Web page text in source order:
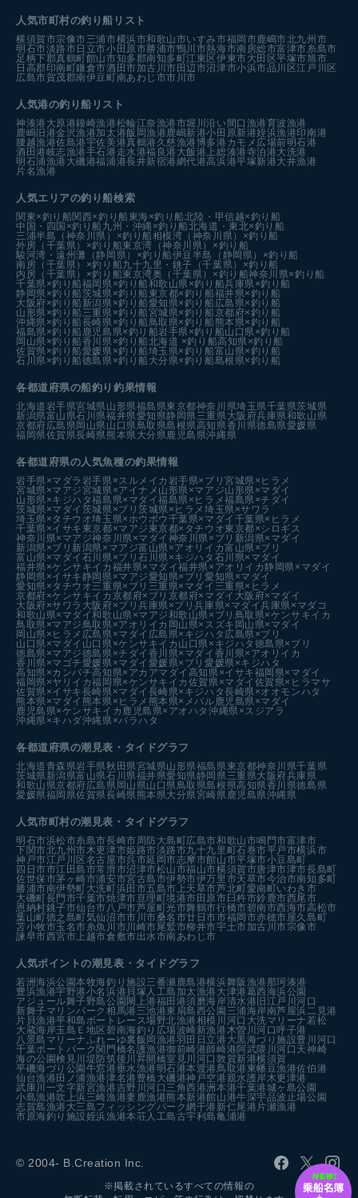
人気市町村の釣り船リスト
横須賀市宗像市三浦市横浜市和歌山市いすみ市福岡市鹿嶋市北九州市
明石市淡路市日立市小田原市勝浦市鴨川市熱海市南房総市富津市糸島市
足柄下郡真鶴町館山市知多郡南知多町江東区伊東市大田区平塚市旭市
日高郡印南町鎌倉市酒田市加古川市田辺市沼津市小浜市品川区江戸川区
広島市賀茂郡南伊豆町南あわじ市市川市
人気港の釣り船リスト
神湊港 大原港鐘崎漁港松輪江奈漁港市堀川沿い 間口漁港育波漁港
鹿嶋旧港金沢漁港加太港飯岡漁港 鹿嶋新港小田原新港姪浜漁港印南港
腰越漁港佐島港宇佐美港真鶴港 久慈漁港博多港カモメ広場前明石港
酒田港岐志漁港手石港 走水港福良港 大飯港 上総湊港寺泊港大洗港
明石浦漁港 大磯港福浦港長井新宿港網代港高浜港平塚新港大井漁港
片名漁港
人気エリアの釣り船検索
関東×釣り船関西×釣り船 東海×釣り船北陸・甲信越×釣り船
中国・四国×釣り船 九州・沖縄×釣り船北海道・東北×釣り船
三浦半島（神奈川県）×釣り船相模湾（神奈川県）×釣り船
外房（千葉県）×釣り船東京湾（神奈川県）×釣り船
駿河湾・遠州灘（静岡県）×釣り船伊豆半島（静岡県）×釣り船
南房（千葉県）×釣り船九十九里・銚子（千葉県）×釣り船
内房（千葉県）×釣り船東京湾奥（千葉県）×釣り船神奈川県×釣り船
千葉県×釣り船福岡県×釣り船和歌山県×釣り船兵庫県×釣り船
静岡県×釣り船茨城県×釣り船 東京都×釣り船福井県×釣り船
大阪府×釣り船 新潟県×釣り船愛知県×釣り船 広島県×釣り船
山形県×釣り船 三重県×釣り船宮城県×釣り船京都府×釣り船
沖縄県×釣り船長崎県×釣り船 鳥取県×釣り船 熊本県×釣り船
福島県×釣り船 鹿児島県×釣り船岩手県×釣り船山口県×釣り船
岡山県×釣り船香川県×釣り船北海道 ×釣り船高知県×釣り船
佐賀県×釣り船愛媛県×釣り船埼玉県×釣り船富山県×釣り船
石川県×釣り船徳島県×釣り船 大分県×釣り船島根県×釣り船
各都道府県の船釣り釣果情報
北海道 岩手県宮城県 山形県福島県東京都神奈川県埼玉県千葉県茨城県
新潟県富山県石川県福井県愛知県静岡県 三重県 大阪府兵庫県和歌山県
京都府広島県岡山県 山口県 鳥取県島根県高知県香川県徳島県愛媛県
福岡県佐賀県長崎県 熊本県 大分県 鹿児島県沖縄県
各都道府県の人気魚種の釣果情報
岩手県×マダラ 岩手県×スルメイカ 岩手県×ブリ宮城県×ヒラメ
宮城県×マアジ宮城県×アイナメ 山形県×マアジ山形県×マダイ
山形県×キジハタ福島県×マダイ福島県×ヒラメ福島県×チダイ
茨城県×マダイ 茨城県×ブリ茨城県×ヒラメ埼玉県×サワラ
埼玉県×タチウオ埼玉県×ホウボウ 千葉県×マダイ 千葉県×ヒラメ
千葉県×イサキ 東京都×マアジ 東京都×タチウオ東京都×シロギス
神奈川県×マアジ神奈川県×マダイ 神奈川県×ブリ 新潟県×マダイ
新潟県×ブリ 新潟県×マアジ富山県×アオリイカ富山県×ブリ
富山県×マダイ 石川県×ブリ石川県×キジハタ 石川県×マダイ
福井県×ケンサキイカ 福井県×マダイ福井県×アオリイカ静岡県×マダイ
静岡県×イサキ静岡県×マアジ愛知県×ブリ愛知県×マダイ
愛知県×タチウオ三重県×ブリ 三重県×マダイ 三重県×ヒラメ
京都府×ケンサキイカ 京都府×ブリ 京都府×マダイ 大阪府×マダイ
大阪府×サワラ 大阪府×ブリ兵庫県×ブリ兵庫県×マダイ兵庫県×マダコ
和歌山県×マダイ和歌山県×マアジ和歌山県×ブリ 鳥取県×ケンサキイカ
鳥取県×マアジ 鳥取県×アオリイカ 岡山県×スズキ 岡山県×マダイ
岡山県×ヒラメ 広島県×マダイ 広島県×キジハタ 広島県×ブリ
山口県×マダイ 山口県×ケンサキイカ 山口県×キジハタ 徳島県×ブリ
徳島県×マアジ徳島県×チダイ 香川県×マダイ 香川県×アオリイカ
香川県×マゴチ愛媛県×マダイ 愛媛県×ブリ愛媛県×キジハタ
高知県×カンパチ高知県×アカアマダイ 高知県×イサキ福岡県×マダイ
福岡県×ヤリイカ福岡県×ケンサキイカ 佐賀県×マダイ 佐賀県×ヒラマサ
佐賀県×イサキ長崎県×マダイ 長崎県×キジハタ長崎県×オオモンハタ
熊本県×マダイ 熊本県×ヒラメ 熊本県×メバル 鹿児島県×マダイ
鹿児島県×ケンサキイカ 鹿児島県×アオハタ沖縄県×スジアラ
沖縄県×キハダ沖縄県×バラハタ
各都道府県の潮見表 ・タイドグラフ
北海道青森県岩手県秋田県宮城県山形県福島県 東京都神奈川県千葉県
茨城県 新潟県富山県石川県福井県愛知県静岡県 三重県大阪府兵庫県
和歌山県京都府広島県 岡山県山口県 鳥取県島根県高知県香川県徳島県
愛媛県福岡県佐賀県長崎県 熊本県大分県宮崎県 鹿児島県沖縄県
人気市町村の潮見表・タイドグラフ
明石市浜松市糸島市長崎市 周防大島町広島市和歌山市鳴門市富津市
下関市北九州市木更津市姫路市淡路市九十九里町石巻市平戸市横浜市
神戸市江戸川区名古屋市呉市延岡市志摩市館山市平塚市小豆島町
四日市市江田島市常滑市沼津市松山市福山市横須賀市唐津市津市長島町
佐世保市茅ヶ崎市浦安市宮古島市伊勢市伊万里市天草市今治市南知多町
勝浦市南伊勢町大洗町浜田市五島市 上天草市芦北町愛南町いわき市
大磯町長門市千葉市焼津市亘理町境港市田原市臼杵市鈴鹿市西尾市
恩納村銚子市仙台市 八戸市芦屋町光市舞鶴市行橋市碧南市西海市高松市
葉山町徳之島町気仙沼市市川市桑名市廿日市市福岡市赤穂市屋久島町
苫小牧市玉名市糸魚川市 川崎市尾鷲市柳井市宇土市加古川市宗像市
諫早市西宮市 上越市倉敷市出水市南あわじ市
人気ポイントの潮見表・タイドグラフ
若洲海浜公園本牧海釣り施設三番瀬 鹿島港横浜舞阪漁港 那珂湊港
豊浜漁港宇野港小名浜港 貝塚人工島 加太漁港 大津港葛西海浜公園
アジュール舞子野島公園閖上港福田港須磨海岸清水港 旧江戸川河口
新舞子マリンパーク 相馬港 三池港東扇島西公園 三浦海岸南芦屋浜 二見港
片貝漁港平和島ボートレース場野北漁港相模川河口 大洗マリーナ 若松
大蔵海岸玉島Ｅ地区碧南海釣り広場波崎新漁港 木曽川河口呼子港
八景島マリーナふれーゆ裏飯岡漁港羽田 日立港 大黒海づり施設豊川河口
千葉ポートパーク関門橋名護漁港御前崎港師崎港阿武隈川河口 天神崎
海の公園検見川堤防筑後川昇開橋室見川河口敦賀新港横須賀
平磯海づり公園牛窓港垂水漁港 明石港本渡港 鳥取港 東幡豆漁港佐伯港
仙台漁港田ノ浦漁港津名港 豊橋 大磯港神戸空港親水護岸 木更津港
武庫川一文字新宮漁港吉野川河口 三角西港洲本港千葉港城ヶ島公園
小島漁港吹上浜三崎漁港妻鹿漁港熊本新港館山港牛深宇品波止場公園
志賀島漁港 大三島フィッシングパーク網干港 新仁尾港 片瀬漁港
市原海釣り施設姪浜漁港本荘人工島古宇利島亀浦港
© 2004- B.Creation Inc.
※掲載されているすべての情報の